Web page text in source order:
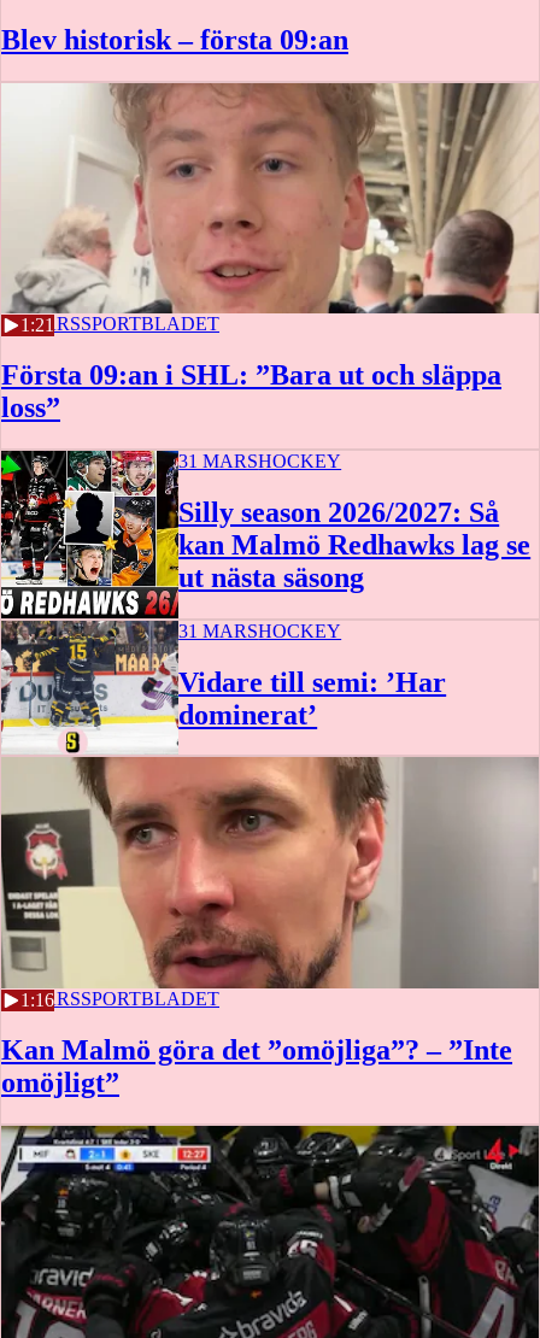
Blev historisk – första 09:an
1:21
31 MARSSPORTBLADET
Första 09:an i SHL: ”Bara ut och släppa
loss”
31 MARSHOCKEY
Silly season 2026/2027: Så
kan Malmö Redhawks lag se
ut nästa säsong
31 MARSHOCKEY
Vidare till semi: ’Har
dominerat’
1:16
29 MARSSPORTBLADET
Kan Malmö göra det ”omöjliga”? – ”Inte
omöjligt”